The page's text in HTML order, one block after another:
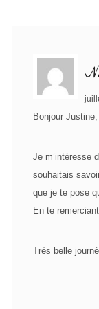
Bonjour
Je m’intéresse
souhaitais
que je te pose
En te
Très belle